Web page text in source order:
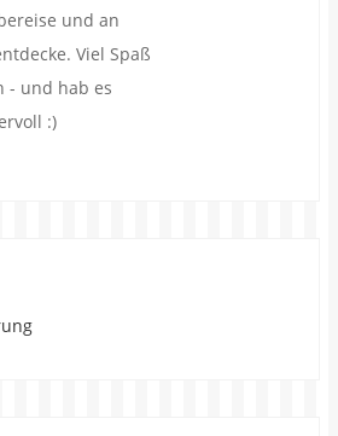
und an
Viel Spaß
- und hab es
:)